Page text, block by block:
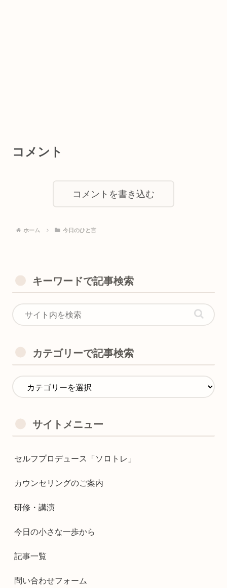
コメント
コメントを書き込む
ホーム 今日のひと言
キーワードで記事検索
カテゴリーで記事検索
サイトメニュー
セルフプロデュース「ソロトレ」
カウンセリングのご案内
研修・講演
今日の小さな一歩から
記事一覧
問い合わせフォーム